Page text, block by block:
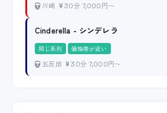
川崎 30分 7,000円〜
Cinderella - シンデレラ
同じ系列 価格帯が近い
五反田 30分 7,000円〜